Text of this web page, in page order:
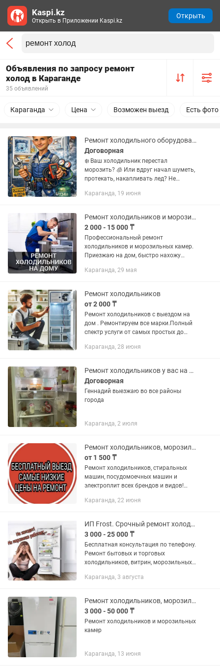
Объявления по запросу ремонт
холод в Караганде
35 объявлений
Караганда Цена Возможен выезд Есть фото
Ремонт холодильного оборудования
Договорная
❄️ Ваш холодильник перестал
морозить? 🧊 Или вдруг начал шуметь,
протекать, накапливать лед? Не
доверьтесь профессионалу! 🔧 Помогу
Караганда, 19 июня
Ремонт холодильников и морозильников выезд
2 000 - 15 000 ₸
Профессиональный ремонт
холодильников и морозильных камер.
Приезжаю на дом, быстро нахожу
морозит / слабо морозит ✔ течет вода
термостат,...
Караганда, 29 мая
Ремонт холодильников
от 2 000 ₸
Ремонт холодильников с выездом на
дом . Ремонтируем все марки.Полный
спектр услуги от самых простых до
документов, оригинальные запчасти,
Караганда, 28 июня
Ремонт холодильников у вас на дому в вашем присутствии
Договорная
Геннадий выезжаю во все районы
города
Караганда, 2 июля
Ремонт холодильников, морозильников,стиральных машин Караганда
от 1 500 ₸
Ремонт холодильников, стиральных
машин, посудомоечных машин и
электроплит всех брендов и видов!
витрин(заключаю договор на
и...
Караганда, 22 июня
ИП Frost. Срочный ремонт холодильников любой сложности на дому. Гарантия.
3 000 - 25 000 ₸
Бесплатная консультация по телефону.
Ремонт бытовых и торговых
холодильников, витрин, морозильных
день подачи заявки. Быстро и
Караганда, 3 августа
Ремонт холодильников, морозильных камер
3 000 - 50 000 ₸
Ремонт холодильников и морозильных
камер
Караганда, 13 июня
Kaspi.kz
Открыть в Приложении Kaspi.kz
Открыть